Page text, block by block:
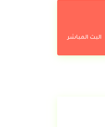
البث المباشر